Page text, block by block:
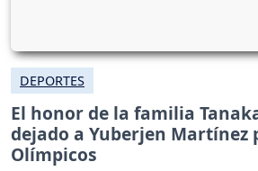
DEPORTES
El honor de la familia
dejado a Yuberjen Martínez
Olímpicos